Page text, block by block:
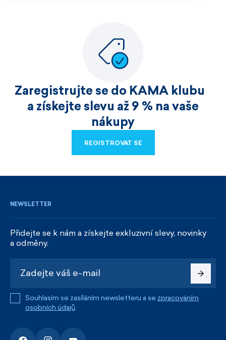
Zaregistrujte se do KAMA klubu
a získejte slevu až 9 % na vaše
nákupy
REGISTROVAT SE
NEWSLETTER
Přidejte se k nám a získejte exkluzivní slevy, novinky
a odměny.
Souhlasím se zasíláním newsletteru a se zpracováním
osobních údajů.